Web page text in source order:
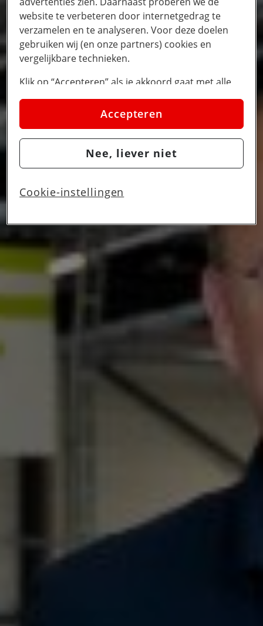
website te verbeteren door internetgedrag te
verzamelen en te analyseren. Voor deze doelen
gebruiken wij (en onze partners) cookies en
vergelijkbare technieken.
Klik op “Accepteren” als je akkoord gaat met alle
cookies. Kies je voor “Nee, liever niet”, dan
plaatsen we alleen strikt noodzakelijke cookies om
de website goed te laten werken. Dat betekent dat
we geen vormen van personalisatie toepassen.
Via cookie instellingen kan je zelf bepalen welke
wijzigen of intrekken op de
Accepteren
Nee, liever niet
Cookie-instellingen